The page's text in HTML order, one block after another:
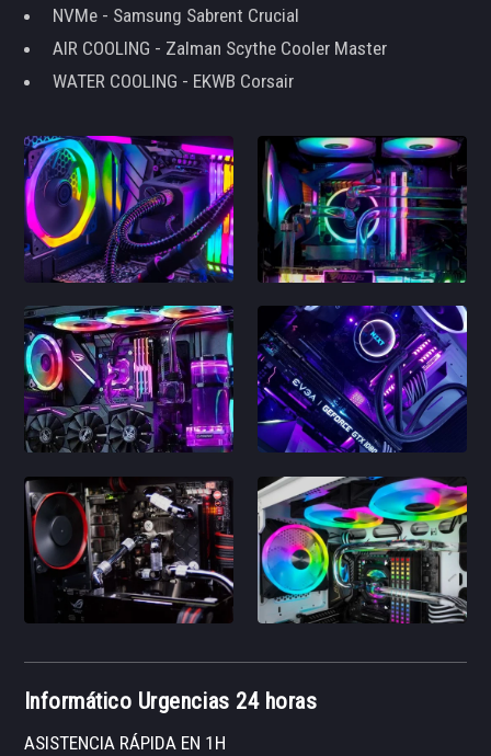
NVMe - Samsung Sabrent Crucial
AIR COOLING - Zalman Scythe Cooler Master
WATER COOLING - EKWB Corsair
Informático Urgencias 24 horas
ASISTENCIA RÁPIDA EN 1H